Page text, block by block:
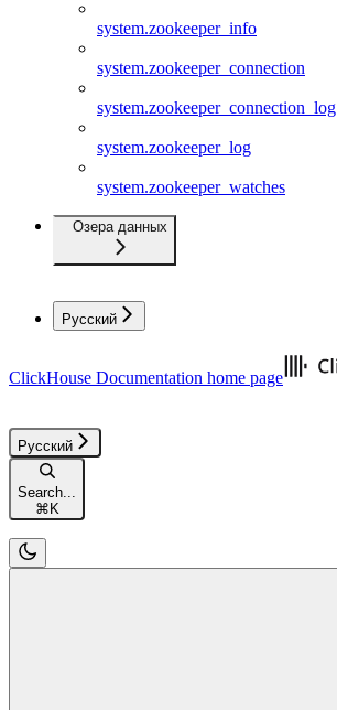
system.zookeeper_info
system.zookeeper_connection
system.zookeeper_connection_log
system.zookeeper_log
system.zookeeper_watches
Озера данных
Русский
ClickHouse Documentation home page
Русский
Search...
⌘K